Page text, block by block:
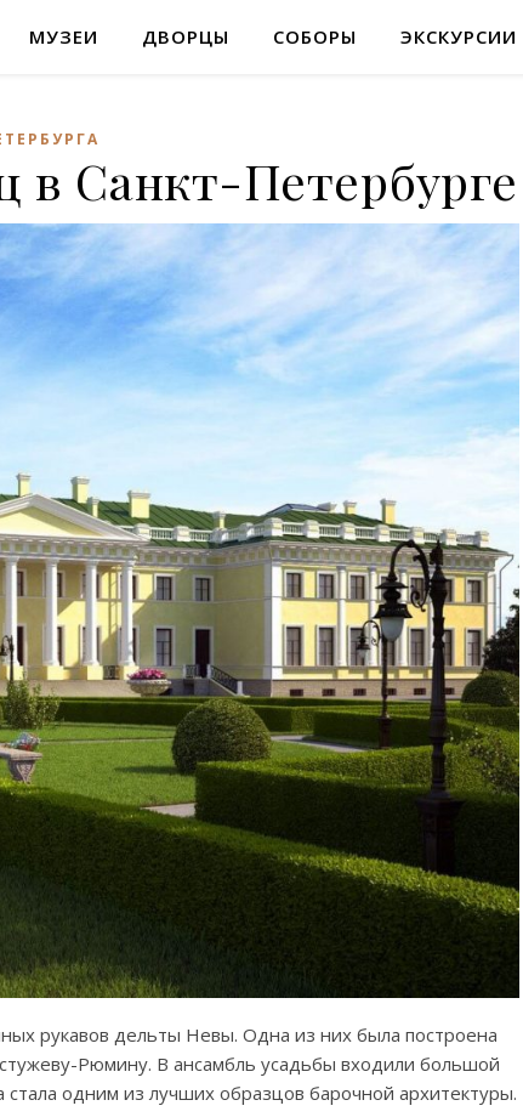
МУЗЕИ ДВОРЦЫ СОБОРЫ ЭКСКУРСИИ
в Санкт-Петербурге
рукавов дельты Невы. Одна из них была построена
Рюмину. В ансамбль усадьбы входили большой
одним из лучших образцов барочной архитектуры.